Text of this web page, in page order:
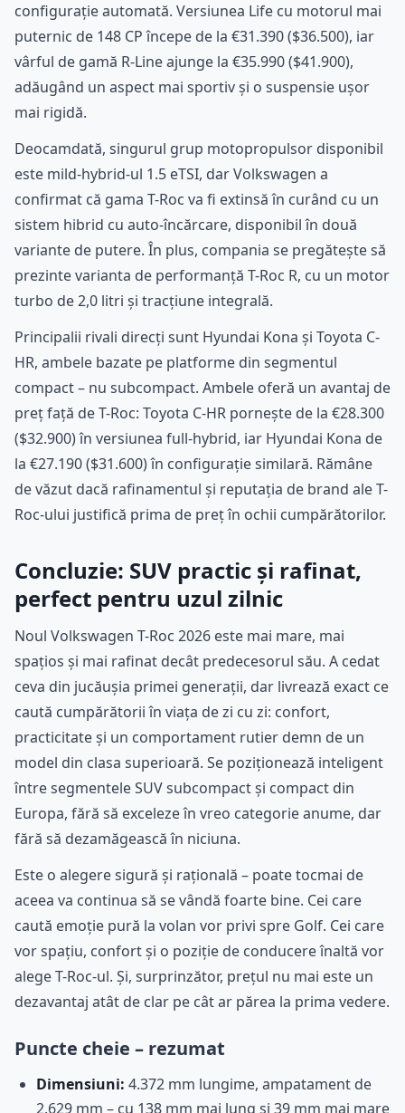
configurație automată. Versiunea Life cu motorul mai
puternic de 148 CP începe de la €31.390 ($36.500), iar
vârful de gamă R-Line ajunge la €35.990 ($41.900),
adăugând un aspect mai sportiv și o suspensie ușor
mai rigidă.
Deocamdată, singurul grup motopropulsor disponibil
este mild-hybrid-ul 1.5 eTSI, dar Volkswagen a
confirmat că gama T-Roc va fi extinsă în curând cu un
sistem hibrid cu auto-încărcare, disponibil în două
variante de putere. În plus, compania se pregătește să
prezinte varianta de performanță T-Roc R, cu un motor
turbo de 2,0 litri și tracțiune integrală.
Principalii rivali direcți sunt Hyundai Kona și Toyota C-
HR, ambele bazate pe platforme din segmentul
compact – nu subcompact. Ambele oferă un avantaj de
preț față de T-Roc: Toyota C-HR pornește de la €28.300
($32.900) în versiunea full-hybrid, iar Hyundai Kona de
la €27.190 ($31.600) în configurație similară. Rămâne
de văzut dacă rafinamentul și reputația de brand ale T-
Roc-ului justifică prima de preț în ochii cumpărătorilor.
Concluzie: SUV practic și rafinat,
perfect pentru uzul zilnic
Noul Volkswagen T-Roc 2026 este mai mare, mai
spațios și mai rafinat decât predecesorul său. A cedat
ceva din jucăușia primei generații, dar livrează exact ce
caută cumpărătorii în viața de zi cu zi: confort,
practicitate și un comportament rutier demn de un
model din clasa superioară. Se poziționează inteligent
între segmentele SUV subcompact și compact din
Europa, fără să exceleze în vreo categorie anume, dar
fără să dezamăgească în niciuna.
Este o alegere sigură și rațională – poate tocmai de
aceea va continua să se vândă foarte bine. Cei care
caută emoție pură la volan vor privi spre Golf. Cei care
vor spațiu, confort și o poziție de conducere înaltă vor
alege T-Roc-ul. Și, surprinzător, prețul nu mai este un
dezavantaj atât de clar pe cât ar părea la prima vedere.
Puncte cheie – rezumat
Dimensiuni: 4.372 mm lungime, ampatament de
2.629 mm – cu 138 mm mai lung și 39 mm mai mare